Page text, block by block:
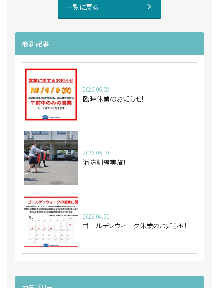
一覧に戻る
最新記事
2026.06.08
臨時休業のお知らせ!
2026.05.19
消防訓練実施!
2026.04.30
ゴールデンウィーク休業のお知らせ!